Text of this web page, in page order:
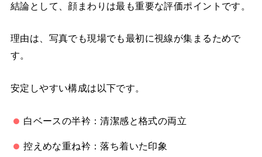
結論として、顔まわりは最も重要な評価ポイントです。
理由は、写真でも現場でも最初に視線が集まるためで
す。
安定しやすい構成は以下です。
白ベースの半衿：清潔感と格式の両立
控えめな重ね衿：落ち着いた印象